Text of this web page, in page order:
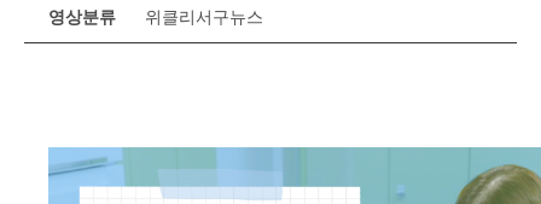
영상분류 위클리서구뉴스